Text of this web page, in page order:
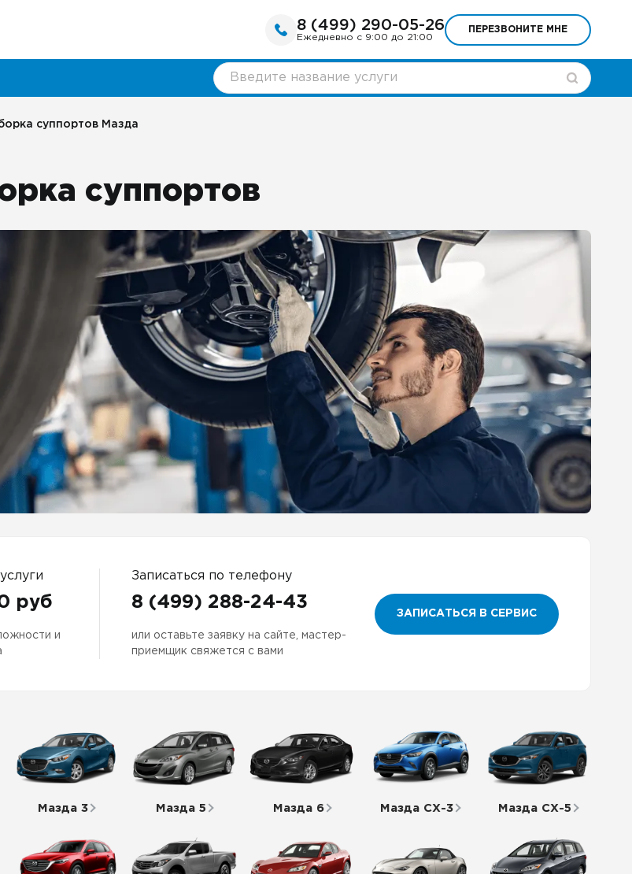
8 (499) 290-05-26
Ежедневно с 9:00 до 21:00
ПЕРЕЗВОНИТЕ МНЕ
суппортов Мазда
суппортов
руб
и
Записаться по телефону
8 (499) 288-24-43
или оставьте заявку на сайте, мастер-
приемщик свяжется с вами
ЗАПИСАТЬСЯ В СЕРВИС
Мазда 3 Мазда 5 Мазда 6 Мазда СХ-3 Мазда СХ-5